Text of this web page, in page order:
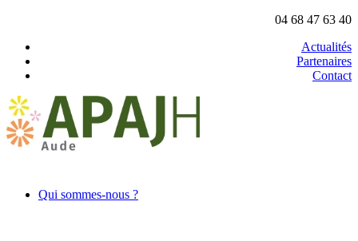
04 68 47 63 40
Actualités
Partenaires
Contact
Qui sommes-nous ?